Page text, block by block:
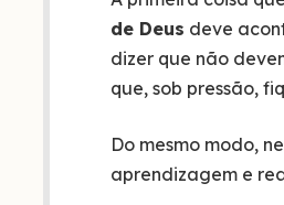
de Deus deve
dizer que não
que, sob pressão,
Do mesmo modo,
aprendizagem e